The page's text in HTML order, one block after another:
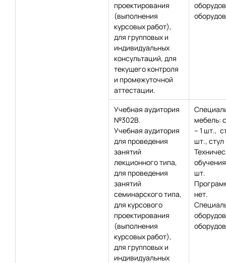
проектирования
(выполнения
курсовых работ),
для групповых и
индивидуальных
консультаций, для
текущего контроля
и промежуточной
аттестации.
Учебная аудитория
№302В.
Учебная аудитория
для проведения
занятий
лекционного типа,
для проведения
занятий
семинарского типа,
для курсового
проектирования
(выполнения
курсовых работ),
для групповых и
индивидуальных
мебель:
– 1 шт.,
шт.,
шт.
нет.